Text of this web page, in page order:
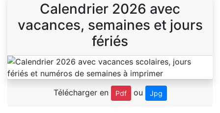
Calendrier 2026 avec
vacances, semaines et jours
fériés
Télécharger en Pdf ou Jpg